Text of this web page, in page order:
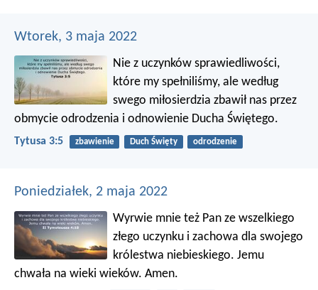
Wtorek, 3 maja 2022
Nie z uczynków sprawiedliwości,
które my spełniliśmy, ale według
swego miłosierdzia zbawił nas przez
obmycie odrodzenia i odnowienie Ducha Świętego.
Tytusa 3:5 zbawienie Duch Święty odrodzenie
Poniedziałek, 2 maja 2022
Wyrwie mnie też Pan ze wszelkiego
złego uczynku i zachowa dla swojego
królestwa niebieskiego. Jemu
chwała na wieki wieków. Amen.